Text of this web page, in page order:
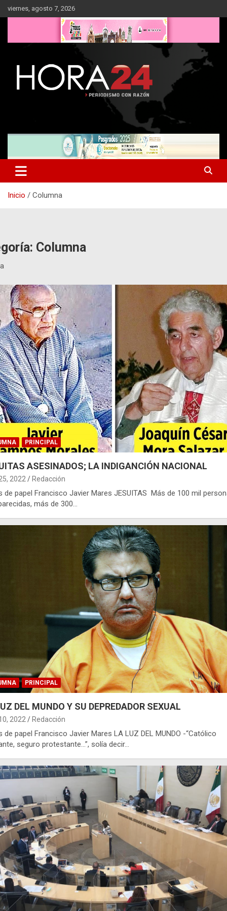
Saltar
al
viernes, agosto 7, 2026
Inicio Columna
Columna
PRINCIPAL
ASESINADOS; LA INDIGANCIÓN NACIONAL
2022 Redacción
de papel Francisco Javier Mares JESUITAS Más de 100 mil
más de 300…
PRINCIPAL
DEL MUNDO Y SU DEPREDADOR SEXUAL
2022 Redacción
de papel Francisco Javier Mares LA LUZ DEL MUNDO -“Católico
seguro protestante…”, solía decir…